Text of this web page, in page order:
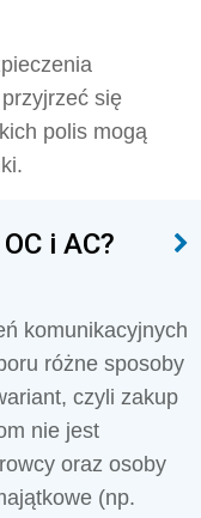
się
polis mogą
i AC?
komunikacyjnych
różne sposoby
czyli zakup
nie jest
oraz osoby
(np.